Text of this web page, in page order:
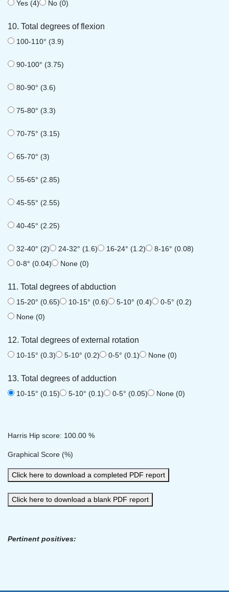
Yes (4) No (0)
10. Total degrees of flexion
100-110° (3.9)
90-100° (3.75)
80-90° (3.6)
75-80° (3.3)
70-75° (3.15)
65-70° (3)
55-65° (2.85)
45-55° (2.55)
40-45° (2.25)
32-40° (2) 24-32° (1.6) 16-24° (1.2)
8-16° (0.08)
0-8° (0.04)
None (0)
11. Total degrees of abduction
15-20° (0.65) 10-15° (0.6) 5-10° (0.4)
0-5° (0.2)
None (0)
12. Total degrees of external rotation
10-15° (0.3) 5-10° (0.2) 0-5° (0.1) None (0)
13. Total degrees of adduction
10-15° (0.15) 5-10° (0.1) 0-5° (0.05) None (0)
Harris Hip score: 100.00 %
Graphical Score (%)
Click here to download a completed PDF report
Click here to download a blank PDF report
Pertinent positives: